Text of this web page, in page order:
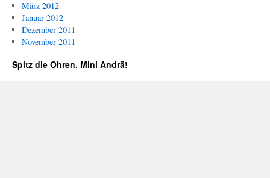
März 2012
Januar 2012
Dezember 2011
November 2011
Spitz die Ohren, Mini Andrä!